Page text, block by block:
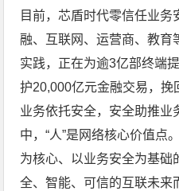
目前，芯盾时代零信任业
融、互联网、运营商、教育
实践，正在为逾3亿部终端
护20,000亿元金融交易，挽
业务依托安全，安全助推业
中，“人”是网络核心价值点
为核心、以业务安全为基础
全、智能、可信的互联未来